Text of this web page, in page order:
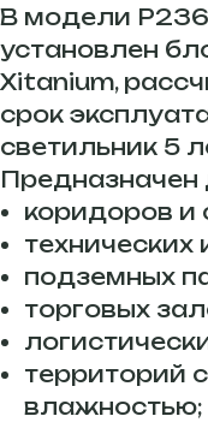
В модели
установлен
Xitanium,
срок
светильник 5
Предназначен
коридоров и
технических
подземных
торговых
территорий
влажностью;